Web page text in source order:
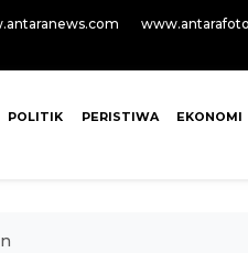
POLITIK PERISTIWA EKONOMI